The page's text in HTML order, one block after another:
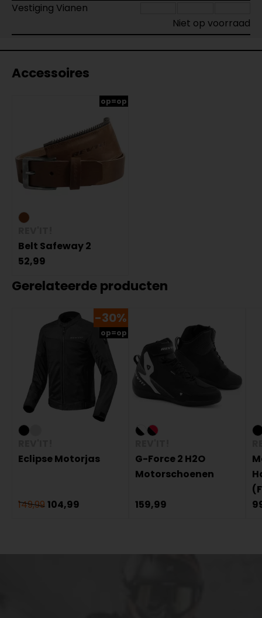
Vestiging Vianen
Niet op voorraad
Accessoires
op=op
Belt Safeway 2
52,99
Gerelateerde producten
-30%
op=op
Eclipse Motorjas
149,99 104,99
G-Force 2 H2O
Motorschoenen
159,99